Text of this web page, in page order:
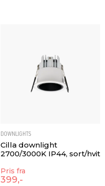
DOWNLIGHTS
Cilla downlight
2700/3000K IP44, sort/hvit
Pris fra
399,-